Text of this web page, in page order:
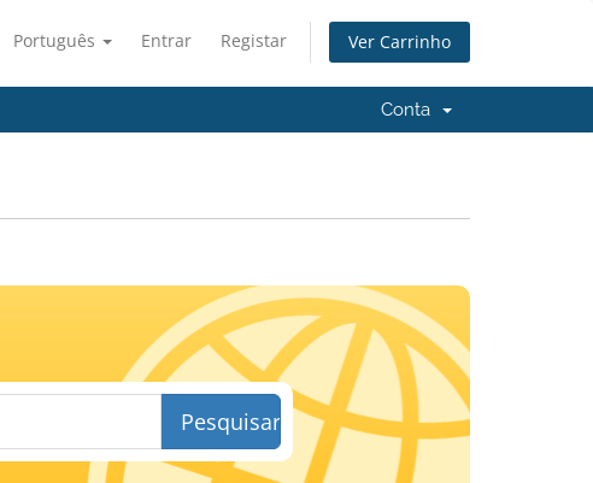
Português Entrar Registar Ver Carrinho
Conta
Pesquisar